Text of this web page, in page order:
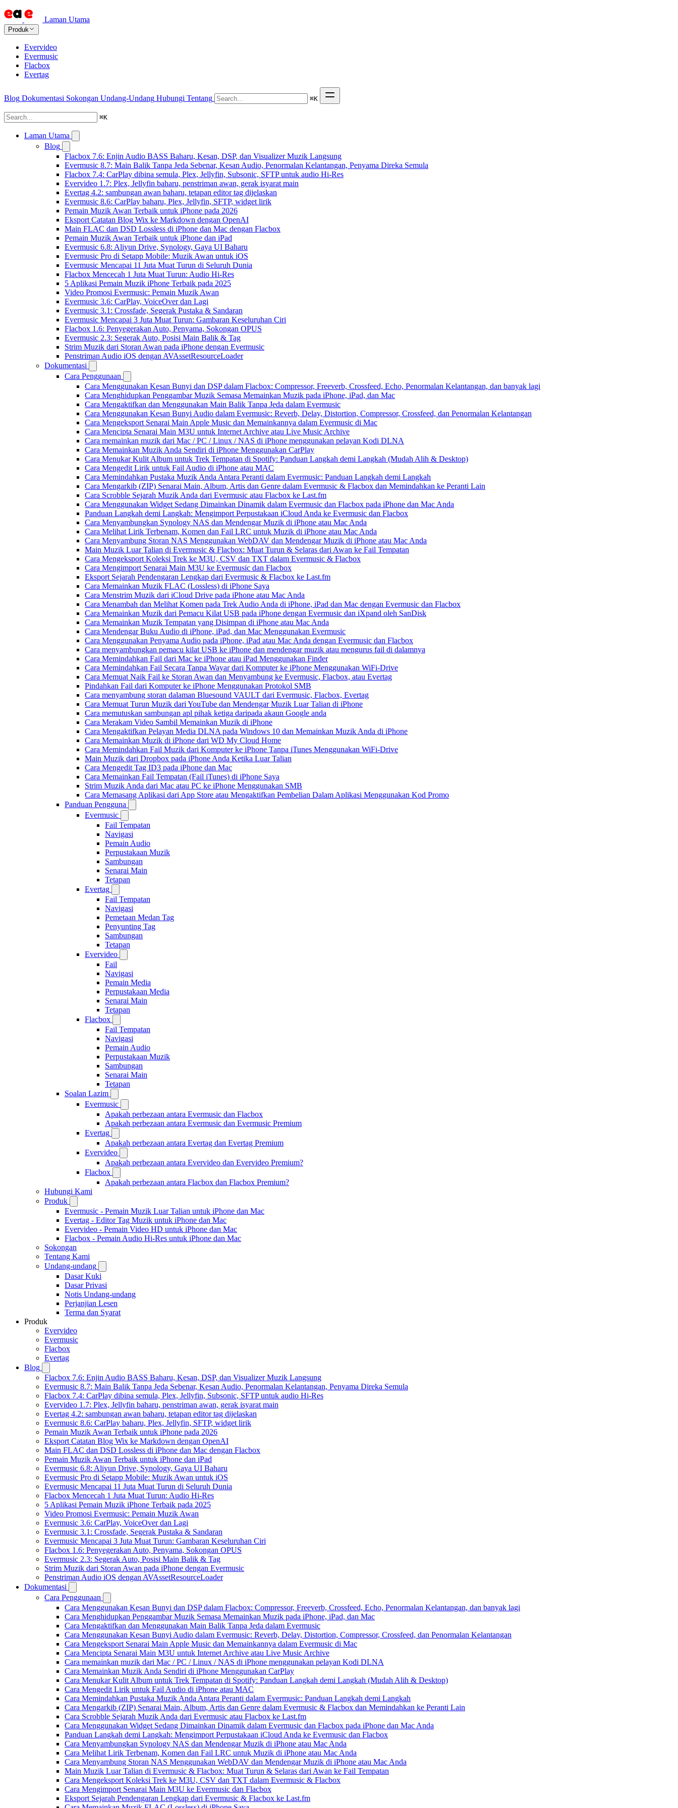
Laman Utama
Produk
Evervideo
Evermusic
Flacbox
Evertag
Blog Dokumentasi Sokongan Undang-Undang Hubungi Tentang ⌘K
⌘K
Laman Utama
Blog
Flacbox 7.6: Enjin Audio BASS Baharu, Kesan, DSP, dan Visualizer Muzik Langsung
Evermusic 8.7: Main Balik Tanpa Jeda Sebenar, Kesan Audio, Penormalan Kelantangan, Penyama Direka Semula
Flacbox 7.4: CarPlay dibina semula, Plex, Jellyfin, Subsonic, SFTP untuk audio Hi-Res
Evervideo 1.7: Plex, Jellyfin baharu, penstriman awan, gerak isyarat main
Evertag 4.2: sambungan awan baharu, tetapan editor tag dijelaskan
Evermusic 8.6: CarPlay baharu, Plex, Jellyfin, SFTP, widget lirik
Pemain Muzik Awan Terbaik untuk iPhone pada 2026
Eksport Catatan Blog Wix ke Markdown dengan OpenAI
Main FLAC dan DSD Lossless di iPhone dan Mac dengan Flacbox
Pemain Muzik Awan Terbaik untuk iPhone dan iPad
Evermusic 6.8: Aliyun Drive, Synology, Gaya UI Baharu
Evermusic Pro di Setapp Mobile: Muzik Awan untuk iOS
Evermusic Mencapai 11 Juta Muat Turun di Seluruh Dunia
Flacbox Mencecah 1 Juta Muat Turun: Audio Hi-Res
5 Aplikasi Pemain Muzik iPhone Terbaik pada 2025
Video Promosi Evermusic: Pemain Muzik Awan
Evermusic 3.6: CarPlay, VoiceOver dan Lagi
Evermusic 3.1: Crossfade, Segerak Pustaka & Sandaran
Evermusic Mencapai 3 Juta Muat Turun: Gambaran Keseluruhan Ciri
Flacbox 1.6: Penyegerakan Auto, Penyama, Sokongan OPUS
Evermusic 2.3: Segerak Auto, Posisi Main Balik & Tag
Strim Muzik dari Storan Awan pada iPhone dengan Evermusic
Penstriman Audio iOS dengan AVAssetResourceLoader
Dokumentasi
Cara Penggunaan
Cara Menggunakan Kesan Bunyi dan DSP dalam Flacbox: Compressor, Freeverb, Crossfeed, Echo, Penormalan Kelantangan, dan banyak lagi
Cara Menghidupkan Penggambar Muzik Semasa Memainkan Muzik pada iPhone, iPad, dan Mac
Cara Mengaktifkan dan Menggunakan Main Balik Tanpa Jeda dalam Evermusic
Cara Menggunakan Kesan Bunyi Audio dalam Evermusic: Reverb, Delay, Distortion, Compressor, Crossfeed, dan Penormalan Kelantangan
Cara Mengeksport Senarai Main Apple Music dan Memainkannya dalam Evermusic di Mac
Cara Mencipta Senarai Main M3U untuk Internet Archive atau Live Music Archive
Cara memainkan muzik dari Mac / PC / Linux / NAS di iPhone menggunakan pelayan Kodi DLNA
Cara Memainkan Muzik Anda Sendiri di iPhone Menggunakan CarPlay
Cara Menukar Kulit Album untuk Trek Tempatan di Spotify: Panduan Langkah demi Langkah (Mudah Alih & Desktop)
Cara Mengedit Lirik untuk Fail Audio di iPhone atau MAC
Cara Memindahkan Pustaka Muzik Anda Antara Peranti dalam Evermusic: Panduan Langkah demi Langkah
Cara Mengarkib (ZIP) Senarai Main, Album, Artis dan Genre dalam Evermusic & Flacbox dan Memindahkan ke Peranti Lain
Cara Scrobble Sejarah Muzik Anda dari Evermusic atau Flacbox ke Last.fm
Cara Menggunakan Widget Sedang Dimainkan Dinamik dalam Evermusic dan Flacbox pada iPhone dan Mac Anda
Panduan Langkah demi Langkah: Mengimport Perpustakaan iCloud Anda ke Evermusic dan Flacbox
Cara Menyambungkan Synology NAS dan Mendengar Muzik di iPhone atau Mac Anda
Cara Melihat Lirik Terbenam, Komen dan Fail LRC untuk Muzik di iPhone atau Mac Anda
Cara Menyambung Storan NAS Menggunakan WebDAV dan Mendengar Muzik di iPhone atau Mac Anda
Main Muzik Luar Talian di Evermusic & Flacbox: Muat Turun & Selaras dari Awan ke Fail Tempatan
Cara Mengeksport Koleksi Trek ke M3U, CSV dan TXT dalam Evermusic & Flacbox
Cara Mengimport Senarai Main M3U ke Evermusic dan Flacbox
Eksport Sejarah Pendengaran Lengkap dari Evermusic & Flacbox ke Last.fm
Cara Memainkan Muzik FLAC (Lossless) di iPhone Saya
Cara Menstrim Muzik dari iCloud Drive pada iPhone atau Mac Anda
Cara Menambah dan Melihat Komen pada Trek Audio Anda di iPhone, iPad dan Mac dengan Evermusic dan Flacbox
Cara Memainkan Muzik dari Pemacu Kilat USB pada iPhone dengan Evermusic dan iXpand oleh SanDisk
Cara Memainkan Muzik Tempatan yang Disimpan di iPhone atau Mac Anda
Cara Mendengar Buku Audio di iPhone, iPad, dan Mac Menggunakan Evermusic
Cara Menggunakan Penyama Audio pada iPhone, iPad atau Mac Anda dengan Evermusic dan Flacbox
Cara menyambungkan pemacu kilat USB ke iPhone dan mendengar muzik atau mengurus fail di dalamnya
Cara Memindahkan Fail dari Mac ke iPhone atau iPad Menggunakan Finder
Cara Memindahkan Fail Secara Tanpa Wayar dari Komputer ke iPhone Menggunakan WiFi-Drive
Cara Memuat Naik Fail ke Storan Awan dan Menyambung ke Evermusic, Flacbox, atau Evertag
Pindahkan Fail dari Komputer ke iPhone Menggunakan Protokol SMB
Cara menyambung storan dalaman Bluesound VAULT dari Evermusic, Flacbox, Evertag
Cara Memuat Turun Muzik dari YouTube dan Mendengar Muzik Luar Talian di iPhone
Cara memutuskan sambungan apl pihak ketiga daripada akaun Google anda
Cara Merakam Video Sambil Memainkan Muzik di iPhone
Cara Mengaktifkan Pelayan Media DLNA pada Windows 10 dan Memainkan Muzik Anda di iPhone
Cara Memainkan Muzik di iPhone dari WD My Cloud Home
Cara Memindahkan Fail Muzik dari Komputer ke iPhone Tanpa iTunes Menggunakan WiFi-Drive
Main Muzik dari Dropbox pada iPhone Anda Ketika Luar Talian
Cara Mengedit Tag ID3 pada iPhone dan Mac
Cara Memainkan Fail Tempatan (Fail iTunes) di iPhone Saya
Strim Muzik Anda dari Mac atau PC ke iPhone Menggunakan SMB
Cara Memasang Aplikasi dari App Store atau Mengaktifkan Pembelian Dalam Aplikasi Menggunakan Kod Promo
Panduan Pengguna
Evermusic
Fail Tempatan
Navigasi
Pemain Audio
Perpustakaan Muzik
Sambungan
Senarai Main
Tetapan
Evertag
Fail Tempatan
Navigasi
Pemetaan Medan Tag
Penyunting Tag
Sambungan
Tetapan
Evervideo
Fail
Navigasi
Pemain Media
Perpustakaan Media
Senarai Main
Tetapan
Flacbox
Fail Tempatan
Navigasi
Pemain Audio
Perpustakaan Muzik
Sambungan
Senarai Main
Tetapan
Soalan Lazim
Evermusic
Apakah perbezaan antara Evermusic dan Flacbox
Apakah perbezaan antara Evermusic dan Evermusic Premium
Evertag
Apakah perbezaan antara Evertag dan Evertag Premium
Evervideo
Apakah perbezaan antara Evervideo dan Evervideo Premium?
Flacbox
Apakah perbezaan antara Flacbox dan Flacbox Premium?
Hubungi Kami
Produk
Evermusic - Pemain Muzik Luar Talian untuk iPhone dan Mac
Evertag - Editor Tag Muzik untuk iPhone dan Mac
Evervideo - Pemain Video HD untuk iPhone dan Mac
Flacbox - Pemain Audio Hi-Res untuk iPhone dan Mac
Sokongan
Tentang Kami
Undang-undang
Dasar Kuki
Dasar Privasi
Notis Undang-undang
Perjanjian Lesen
Terma dan Syarat
Produk
Evervideo
Evermusic
Flacbox
Evertag
Blog
Flacbox 7.6: Enjin Audio BASS Baharu, Kesan, DSP, dan Visualizer Muzik Langsung
Evermusic 8.7: Main Balik Tanpa Jeda Sebenar, Kesan Audio, Penormalan Kelantangan, Penyama Direka Semula
Flacbox 7.4: CarPlay dibina semula, Plex, Jellyfin, Subsonic, SFTP untuk audio Hi-Res
Evervideo 1.7: Plex, Jellyfin baharu, penstriman awan, gerak isyarat main
Evertag 4.2: sambungan awan baharu, tetapan editor tag dijelaskan
Evermusic 8.6: CarPlay baharu, Plex, Jellyfin, SFTP, widget lirik
Pemain Muzik Awan Terbaik untuk iPhone pada 2026
Eksport Catatan Blog Wix ke Markdown dengan OpenAI
Main FLAC dan DSD Lossless di iPhone dan Mac dengan Flacbox
Pemain Muzik Awan Terbaik untuk iPhone dan iPad
Evermusic 6.8: Aliyun Drive, Synology, Gaya UI Baharu
Evermusic Pro di Setapp Mobile: Muzik Awan untuk iOS
Evermusic Mencapai 11 Juta Muat Turun di Seluruh Dunia
Flacbox Mencecah 1 Juta Muat Turun: Audio Hi-Res
5 Aplikasi Pemain Muzik iPhone Terbaik pada 2025
Video Promosi Evermusic: Pemain Muzik Awan
Evermusic 3.6: CarPlay, VoiceOver dan Lagi
Evermusic 3.1: Crossfade, Segerak Pustaka & Sandaran
Evermusic Mencapai 3 Juta Muat Turun: Gambaran Keseluruhan Ciri
Flacbox 1.6: Penyegerakan Auto, Penyama, Sokongan OPUS
Evermusic 2.3: Segerak Auto, Posisi Main Balik & Tag
Strim Muzik dari Storan Awan pada iPhone dengan Evermusic
Penstriman Audio iOS dengan AVAssetResourceLoader
Dokumentasi
Cara Penggunaan
Cara Menggunakan Kesan Bunyi dan DSP dalam Flacbox: Compressor, Freeverb, Crossfeed, Echo, Penormalan Kelantangan, dan banyak lagi
Cara Menghidupkan Penggambar Muzik Semasa Memainkan Muzik pada iPhone, iPad, dan Mac
Cara Mengaktifkan dan Menggunakan Main Balik Tanpa Jeda dalam Evermusic
Cara Menggunakan Kesan Bunyi Audio dalam Evermusic: Reverb, Delay, Distortion, Compressor, Crossfeed, dan Penormalan Kelantangan
Cara Mengeksport Senarai Main Apple Music dan Memainkannya dalam Evermusic di Mac
Cara Mencipta Senarai Main M3U untuk Internet Archive atau Live Music Archive
Cara memainkan muzik dari Mac / PC / Linux / NAS di iPhone menggunakan pelayan Kodi DLNA
Cara Memainkan Muzik Anda Sendiri di iPhone Menggunakan CarPlay
Cara Menukar Kulit Album untuk Trek Tempatan di Spotify: Panduan Langkah demi Langkah (Mudah Alih & Desktop)
Cara Mengedit Lirik untuk Fail Audio di iPhone atau MAC
Cara Memindahkan Pustaka Muzik Anda Antara Peranti dalam Evermusic: Panduan Langkah demi Langkah
Cara Mengarkib (ZIP) Senarai Main, Album, Artis dan Genre dalam Evermusic & Flacbox dan Memindahkan ke Peranti Lain
Cara Scrobble Sejarah Muzik Anda dari Evermusic atau Flacbox ke Last.fm
Cara Menggunakan Widget Sedang Dimainkan Dinamik dalam Evermusic dan Flacbox pada iPhone dan Mac Anda
Panduan Langkah demi Langkah: Mengimport Perpustakaan iCloud Anda ke Evermusic dan Flacbox
Cara Menyambungkan Synology NAS dan Mendengar Muzik di iPhone atau Mac Anda
Cara Melihat Lirik Terbenam, Komen dan Fail LRC untuk Muzik di iPhone atau Mac Anda
Cara Menyambung Storan NAS Menggunakan WebDAV dan Mendengar Muzik di iPhone atau Mac Anda
Main Muzik Luar Talian di Evermusic & Flacbox: Muat Turun & Selaras dari Awan ke Fail Tempatan
Cara Mengeksport Koleksi Trek ke M3U, CSV dan TXT dalam Evermusic & Flacbox
Cara Mengimport Senarai Main M3U ke Evermusic dan Flacbox
Eksport Sejarah Pendengaran Lengkap dari Evermusic & Flacbox ke Last.fm